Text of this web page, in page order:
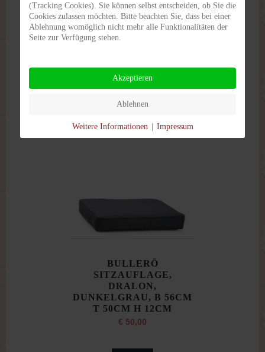
BULLERÖ
T 50CM H 12CM
€ 50,00
BULLERÖ
SITZAUFLAGE,
DRALON,
DUNKELGRAU, B 56CM
T 50CM H 12CM
€ 50,00
(Tracking Cookies). Sie können selbst entscheiden, ob Sie die
Cookies zulassen möchten. Bitte beachten Sie, dass bei einer
Ablehnung womöglich nicht mehr alle Funktionalitäten der
Seite zur Verfügung stehen.
Akzeptieren
Ablehnen
Weitere Informationen | Impressum